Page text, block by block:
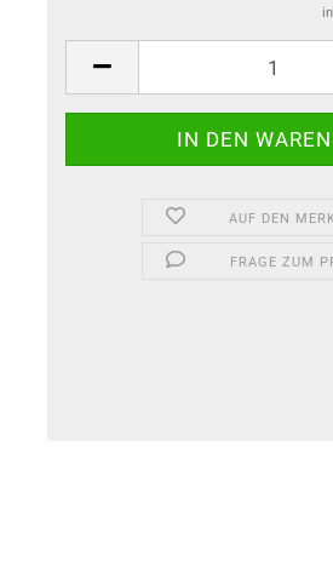
AUF DEN
FRAGE ZUM